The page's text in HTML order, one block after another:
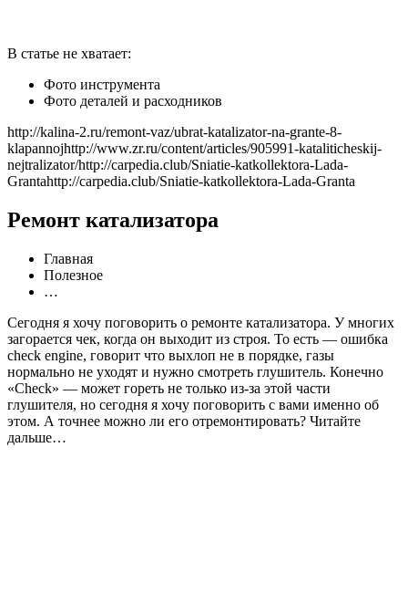
В статье не хватает:
Фото инструмента
Фото деталей и расходников
http://kalina-2.ru/remont-vaz/ubrat-katalizator-na-grante-8-
klapannojhttp://www.zr.ru/content/articles/905991-kataliticheskij-
nejtralizator/http://carpedia.club/Sniatie-katkollektora-Lada-
Grantahttp://carpedia.club/Sniatie-katkollektora-Lada-Granta
Ремонт катализатора
Главная
Полезное
…
Сегодня я хочу поговорить о ремонте катализатора. У многих
загорается чек, когда он выходит из строя. То есть — ошибка
check engine, говорит что выхлоп не в порядке, газы
нормально не уходят и нужно смотреть глушитель. Конечно
«Сheck» — может гореть не только из-за этой части
глушителя, но сегодня я хочу поговорить с вами именно об
этом. А точнее можно ли его отремонтировать? Читайте
дальше…